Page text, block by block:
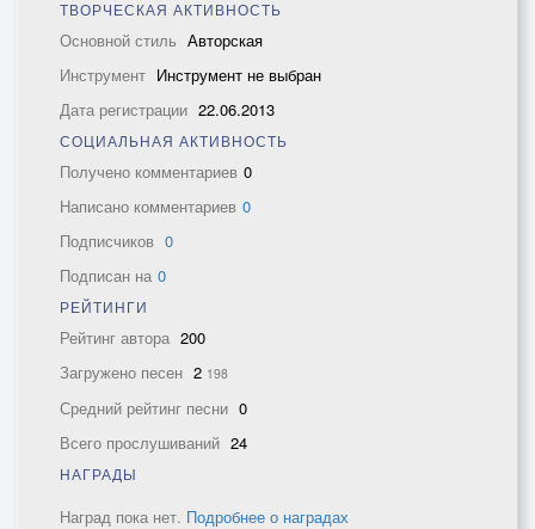
ТВОРЧЕСКАЯ АКТИВНОСТЬ
Основной стиль Авторская
Инструмент Инструмент не выбран
Дата регистрации 22.06.2013
СОЦИАЛЬНАЯ АКТИВНОСТЬ
Получено комментариев 0
Написано комментариев 0
Подписчиков 0
Подписан на 0
РЕЙТИНГИ
Рейтинг автора 200
Загружено песен 2 198
Средний рейтинг песни 0
Всего прослушиваний 24
НАГРАДЫ
Наград пока нет. Подробнее о наградах